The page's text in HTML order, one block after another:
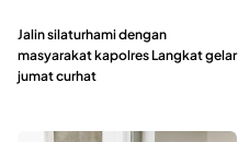
Jalin silaturhami dengan
masyarakat kapolres Langkat gelar
jumat curhat